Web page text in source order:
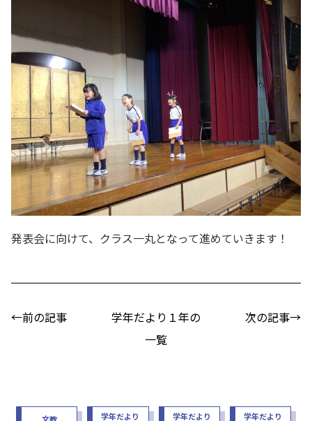
発表会に向けて、クラス一丸となって進めていきます！
←前の記事
学年だより１年の
一覧
次の記事→
文教 学年だより 学年だより 学年だより